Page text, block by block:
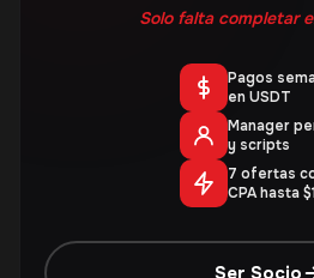
Solo falta completar
Pagos
en USDT
Manager
y scripts
7 ofertas
CPA hasta
Ser Socio